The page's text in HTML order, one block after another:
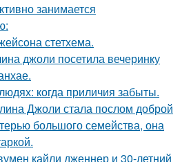
занимается
стетхема.
джоли посетила вечеринку
когда приличия забыты.
Джоли стала послом доброй
большого семейства, она
кайли дженнер и 30-летний